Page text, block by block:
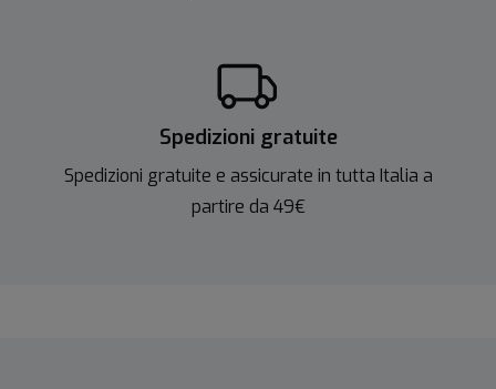
Spedizioni gratuite
Spedizioni gratuite e assicurate in tutta Italia a
partire da 49€